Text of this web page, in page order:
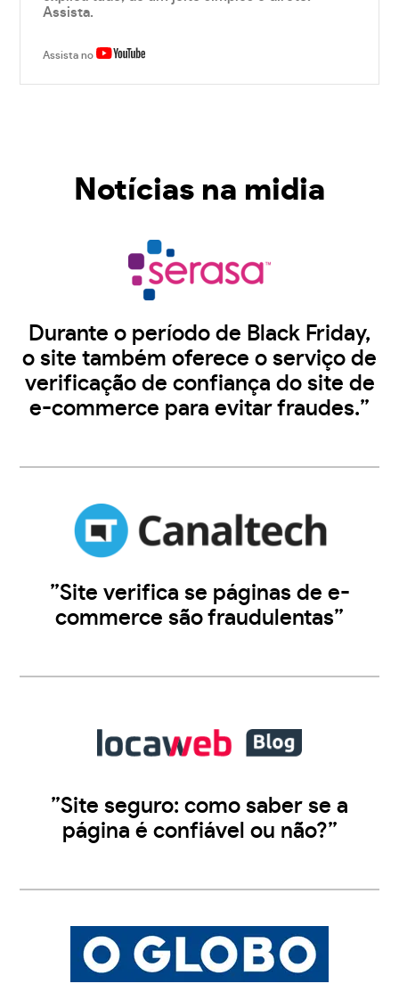
Assista.
Assista no
Notícias na midia
Durante o período de Black Friday,
o site também oferece o serviço de
verificação de confiança do site de
e-commerce para evitar fraudes.”
”Site verifica se páginas de e-
commerce são fraudulentas”
”Site seguro: como saber se a
página é confiável ou não?”